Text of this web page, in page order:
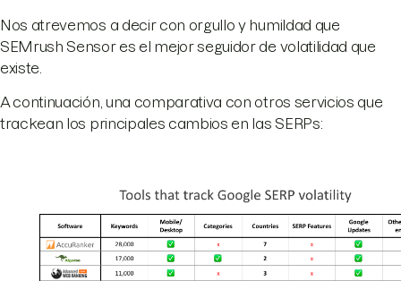
Nos atrevemos a decir con orgullo y humildad que
SEMrush Sensor es el mejor seguidor de volatilidad que
existe.
A continuación, una comparativa con otros servicios que
trackean los principales cambios en las SERPs: